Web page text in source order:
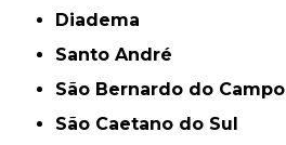
Diadema
Santo André
São Bernardo do Campo
São Caetano do Sul